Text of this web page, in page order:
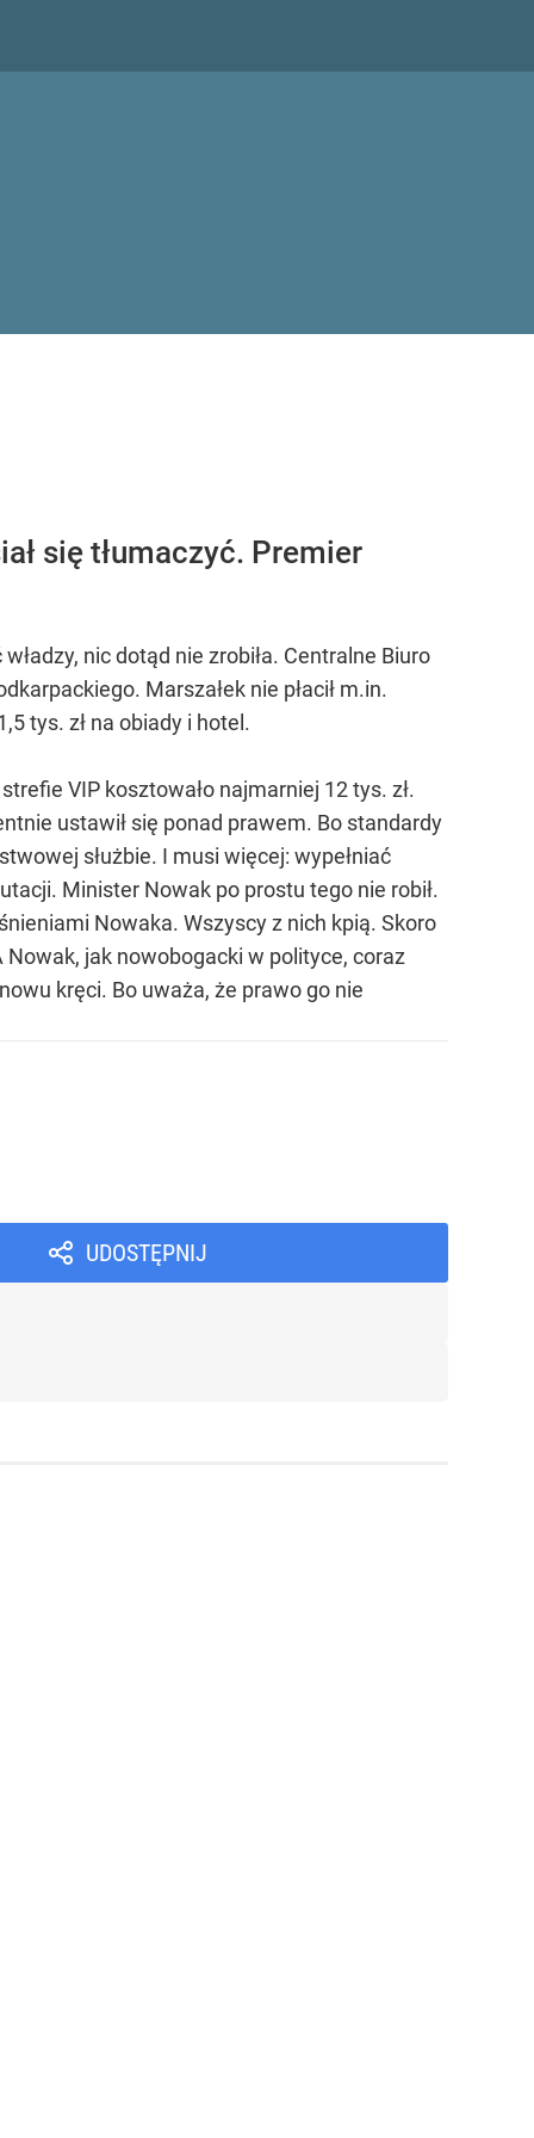
się tłumaczyć. Premier
nic dotąd nie zrobiła. Centralne Biuro
Marszałek nie płacił m.in.
tys. zł na obiady i hotel.
VIP kosztowało najmarniej 12 tys. zł.
ustawił się ponad prawem. Bo standardy
służbie. I musi więcej: wypełniać
Minister Nowak po prostu tego nie robił.
Nowaka. Wszyscy z nich kpią. Skoro
jak nowobogacki w polityce, coraz
kręci. Bo uważa, że prawo go nie
UDOSTĘPNIJ